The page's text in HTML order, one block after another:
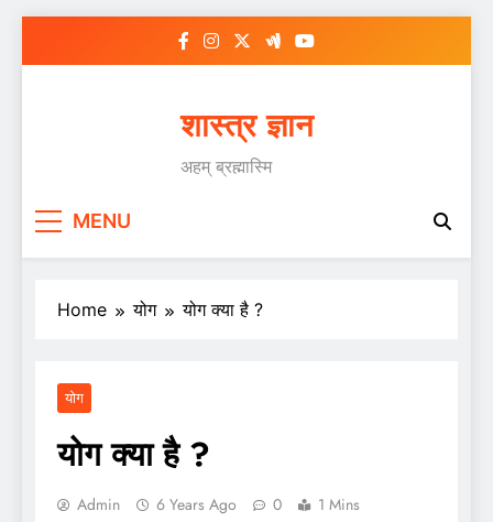
शास्त्र ज्ञान
अहम् ब्रह्मास्मि
MENU
Home योग योग क्या है ?
योग
योग क्या है ?
Admin 6 Years Ago 0 1 Mins